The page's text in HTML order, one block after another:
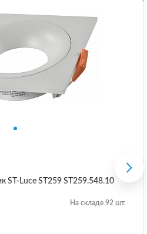
ST-Luce ST259 ST259.548.10
На складе 92 шт.